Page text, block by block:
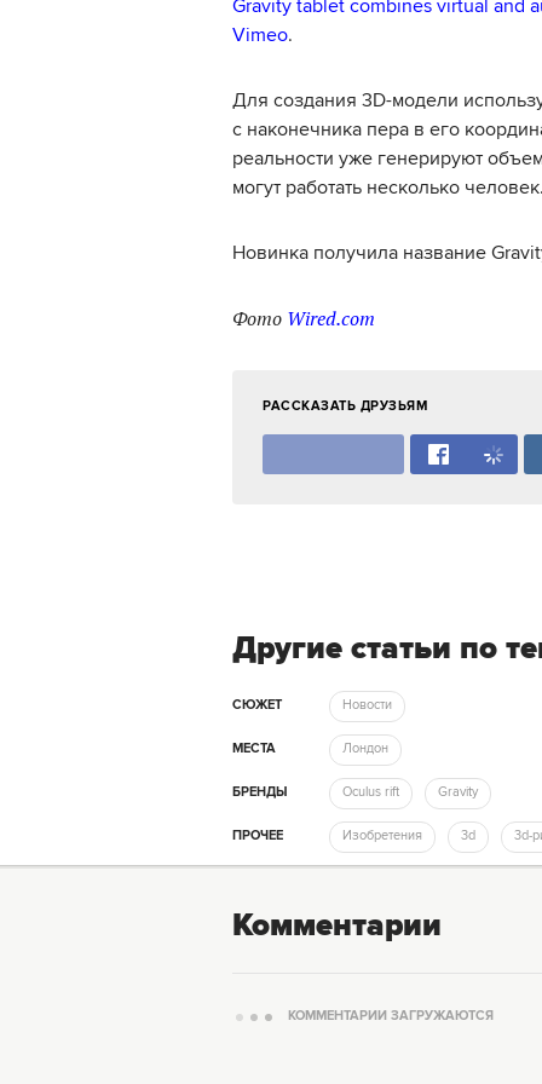
Gravity tablet combines virtual and
Vimeo.
Для создания 3D-модели
с наконечника пера в его
реальности уже генерируют
могут работать несколько
Новинка получила название
Фото Wired.com
РАССКАЗАТЬ ДРУЗЬЯМ
Другие статьи по
СЮЖЕТ Новости
МЕСТА Лондон
БРЕНДЫ Oculus rift Gravity
ПРОЧЕЕ Изобретения 3d 3d-
Комментарии
КОММЕНТАРИИ ЗАГРУЖАЮТСЯ